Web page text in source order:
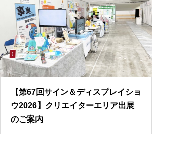
【第67回サイン＆ディスプレイショ
ウ2026】クリエイターエリア出展
のご案内